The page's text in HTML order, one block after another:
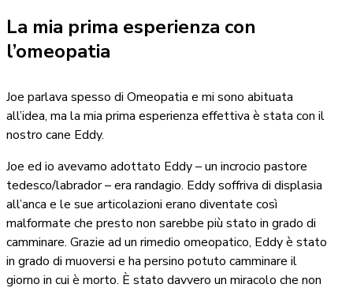
La mia prima esperienza con
l’omeopatia
Joe parlava spesso di Omeopatia e mi sono abituata
all’idea, ma la mia prima esperienza effettiva è stata con il
nostro cane Eddy.
Joe ed io avevamo adottato Eddy – un incrocio pastore
tedesco/labrador – era randagio. Eddy soffriva di displasia
all’anca e le sue articolazioni erano diventate così
malformate che presto non sarebbe più stato in grado di
camminare. Grazie ad un rimedio omeopatico, Eddy è stato
in grado di muoversi e ha persino potuto camminare il
giorno in cui è morto. È stato davvero un miracolo che non